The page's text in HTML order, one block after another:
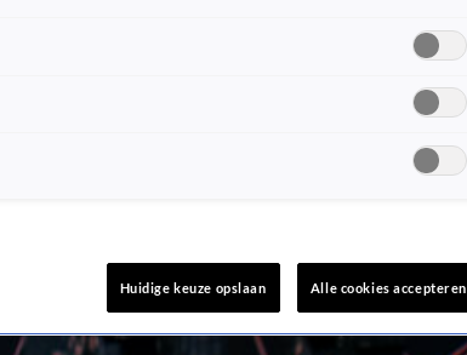
Huidige keuze opslaan Alle cookies accepteren